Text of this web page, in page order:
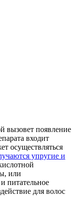
вызовет появление
входит
осуществляться
упругие и
или
питательное
для волос